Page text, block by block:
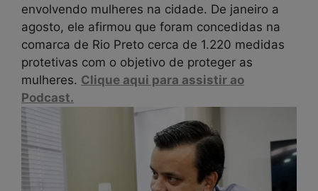
envolvendo mulheres na cidade. De janeiro a
agosto, ele afirmou que foram concedidas na
comarca de Rio Preto cerca de 1.220 medidas
protetivas com o objetivo de proteger as
mulheres. Clique aqui para assistir ao
Podcast.